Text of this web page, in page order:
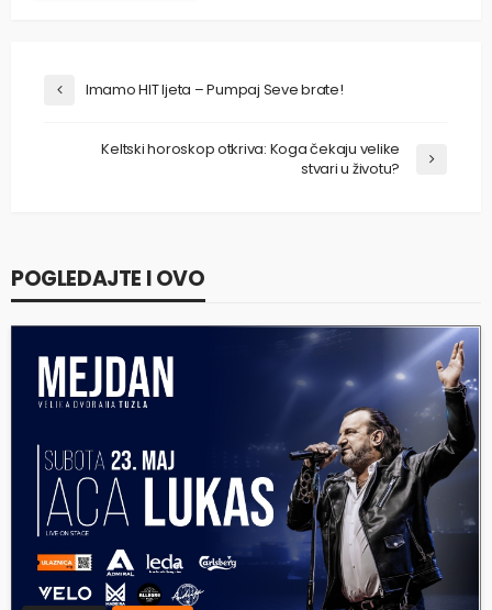
Imamo HIT ljeta – Pumpaj Seve brate!
Keltski horoskop otkriva: Koga čekaju velike
stvari u životu?
POGLEDAJTE I OVO